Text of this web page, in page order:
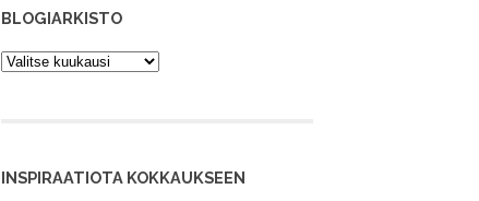
BLOGIARKISTO
Blogiarkisto
INSPIRAATIOTA KOKKAUKSEEN